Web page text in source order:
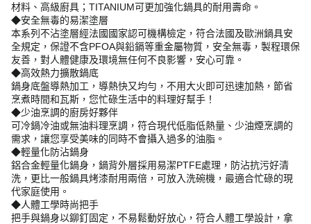
材料、高級廚具；TITANIUM可更加強化鍋具的耐用壽命。
◆安全無毒的易潔塗層
本系列不沾塗層經法國國家認可機構檢定，符合法國及歐洲鍋具安
全規定，保證不含PFOA與鉛鎘等重金屬物質，安全無毒，製程環保
友善，對人體健康及環境無任何不良影響，安心可靠。
◆高效熱力擴散鍋底
鍋身底盤導熱加工，導熱快又均勻，不用大火即可迅速加熱，節省
烹煮時間和瓦斯，您忙碌生活中的料理好幫手！
◆少油烹調的廚房好夥伴
可冷鍋冷油或無油料理烹調，符合現代低脂低熱量、少油煙烹調的
需求，讓您享受美味的同時不會攝入過多的油脂。
◆輕量化防沾鍋身
鋁合金輕量化鍋身，鍋背外層採用易潔PTFE處理，防沾抗污好清
洗，更比一般鍋具烤漆耐用兩倍，可放入洗碗機，最適合忙碌的現
代家庭使用。
◆人體工學時尚把手
把手與鍋身以鉚釘固定，不易鬆動好放心，符合人體工學設計，拿